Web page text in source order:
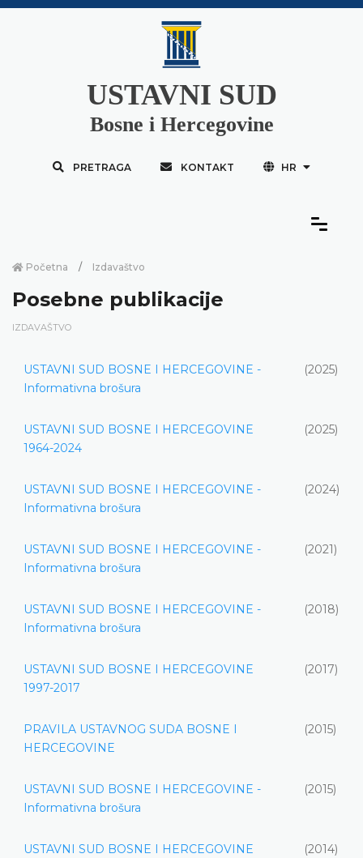
USTAVNI SUD
Bosne i Hercegovine
PRETRAGA KONTAKT HR
Početna Izdavaštvo
Posebne publikacije
IZDAVAŠTVO
USTAVNI SUD BOSNE I HERCEGOVINE -
Informativna brošura
(2025)
USTAVNI SUD BOSNE I HERCEGOVINE
1964-2024
(2025)
USTAVNI SUD BOSNE I HERCEGOVINE -
Informativna brošura
(2024)
USTAVNI SUD BOSNE I HERCEGOVINE -
Informativna brošura
(2021)
USTAVNI SUD BOSNE I HERCEGOVINE -
Informativna brošura
(2018)
USTAVNI SUD BOSNE I HERCEGOVINE
1997-2017
(2017)
PRAVILA USTAVNOG SUDA BOSNE I
HERCEGOVINE
(2015)
USTAVNI SUD BOSNE I HERCEGOVINE -
Informativna brošura
(2015)
USTAVNI SUD BOSNE I HERCEGOVINE
(2014)